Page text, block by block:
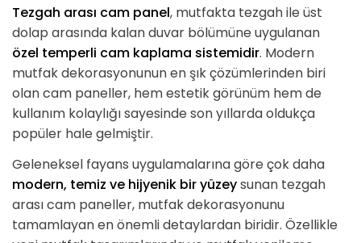
Tezgah arası cam panel, mutfakta tezgah ile üst
dolap arasında kalan duvar bölümüne uygulanan
özel temperli cam kaplama sistemidir. Modern
mutfak dekorasyonunun en şık çözümlerinden biri
olan cam paneller, hem estetik görünüm hem de
kullanım kolaylığı sayesinde son yıllarda oldukça
popüler hale gelmiştir.
Geleneksel fayans uygulamalarına göre çok daha
modern, temiz ve hijyenik bir yüzeysunan tezgah
arası cam paneller, mutfak dekorasyonunu
tamamlayan en önemli detaylardan biridir. Özellikle